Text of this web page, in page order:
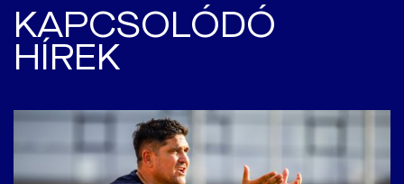
KAPCSOLÓDÓ
HÍREK